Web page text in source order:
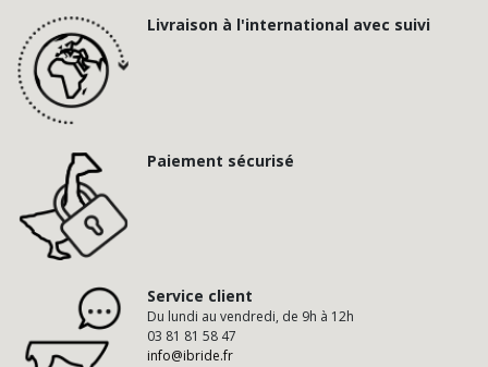
Livraison à l'international avec suivi
Paiement sécurisé
Service client
Du lundi au vendredi, de 9h à 12h
03 81 81 58 47
info@ibride.fr